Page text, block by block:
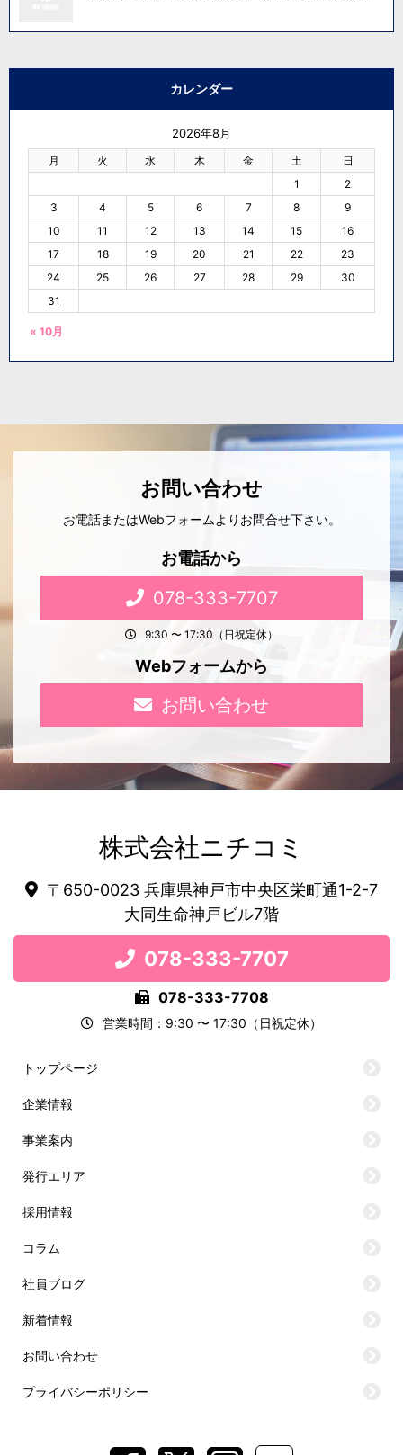
カレンダー
2026年8月
月 火 水 木 金 土 日
« 10月
1
2
3
4 5 6 7 8
9
10
11 12 13 14 15
16
17
18 19 20 21 22
23
24
25 26 27 28 29
30
31
お問い合わせ
お電話またはWebフォームよりお問合せ下さい。
お電話から
078-333-7707
9:30 〜 17:30（日祝定休）
Webフォームから
お問い合わせ
株式会社ニチコミ
〒650-0023 兵庫県神戸市中央区栄町通1-2-7
大同生命神戸ビル7階
078-333-7707
078-333-7708
営業時間：9:30 〜 17:30（日祝定休）
トップページ
企業情報
事業案内
発行エリア
採用情報
コラム
社員ブログ
新着情報
お問い合わせ
プライバシーポリシー